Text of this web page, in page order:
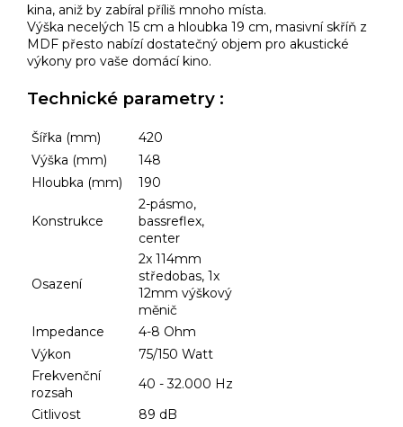
kina, aniž by zabíral příliš mnoho místa.
Výška necelých 15 cm a hloubka 19 cm, masivní skříň z
MDF přesto nabízí dostatečný objem pro akustické
výkony pro vaše domácí kino.
Technické parametry :
Šířka (mm)
420
Výška (mm)
148
Hloubka (mm)
190
Konstrukce
2-pásmo,
bassreflex,
center
Osazení
2x 114mm
středobas, 1x
12mm výškový
měnič
Impedance
4-8 Ohm
Výkon
75/150 Watt
Frekvenční
rozsah
40 - 32.000 Hz
Citlivost
89 dB